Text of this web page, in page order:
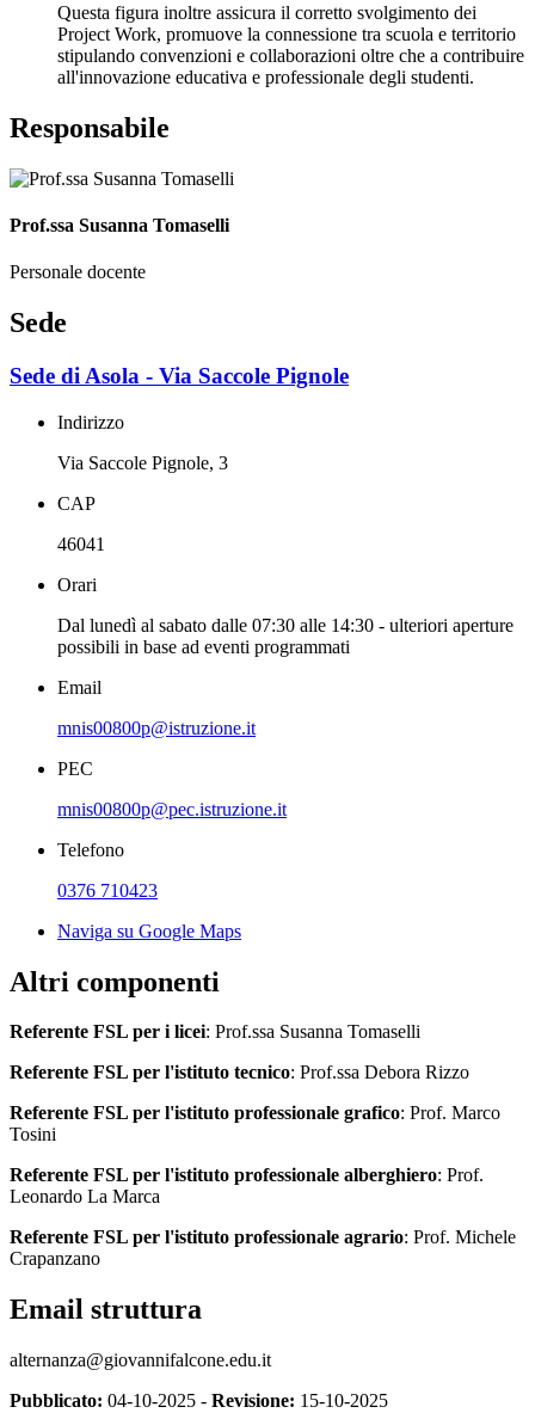
Questa figura inoltre assicura il corretto svolgimento dei
Project Work, promuove la connessione tra scuola e territorio
stipulando convenzioni e collaborazioni oltre che a contribuire
all'innovazione educativa e professionale degli studenti.
Responsabile
Prof.ssa Susanna Tomaselli
Personale docente
Sede
Sede di Asola - Via Saccole Pignole
Indirizzo
Via Saccole Pignole, 3
CAP
46041
Orari
Dal lunedì al sabato dalle 07:30 alle 14:30 - ulteriori aperture
possibili in base ad eventi programmati
Email
mnis00800p@istruzione.it
PEC
mnis00800p@pec.istruzione.it
Telefono
0376 710423
Naviga su Google Maps
Altri componenti
Referente FSL per i licei: Prof.ssa Susanna Tomaselli
Referente FSL per l'istituto tecnico: Prof.ssa Debora Rizzo
Referente FSL per l'istituto professionale grafico: Prof. Marco
Tosini
Referente FSL per l'istituto professionale alberghiero: Prof.
Leonardo La Marca
Referente FSL per l'istituto professionale agrario: Prof. Michele
Crapanzano
Email struttura
alternanza@giovannifalcone.edu.it
Pubblicato: 04-10-2025 - Revisione: 15-10-2025